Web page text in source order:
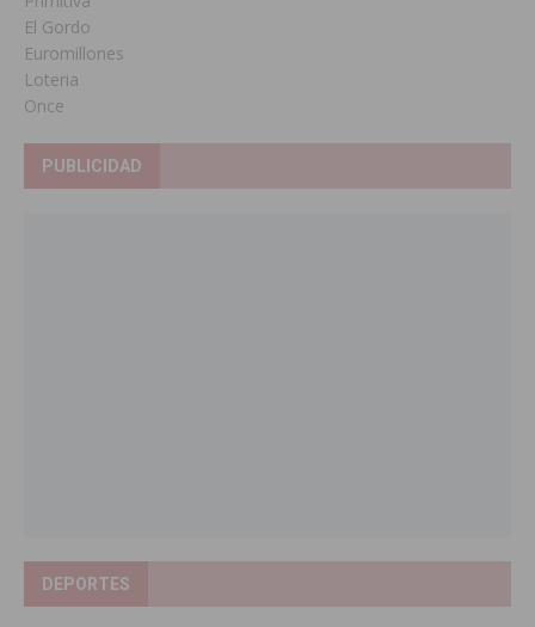
El Gordo
Euromillones
Loteria
Once
PUBLICIDAD
DEPORTES